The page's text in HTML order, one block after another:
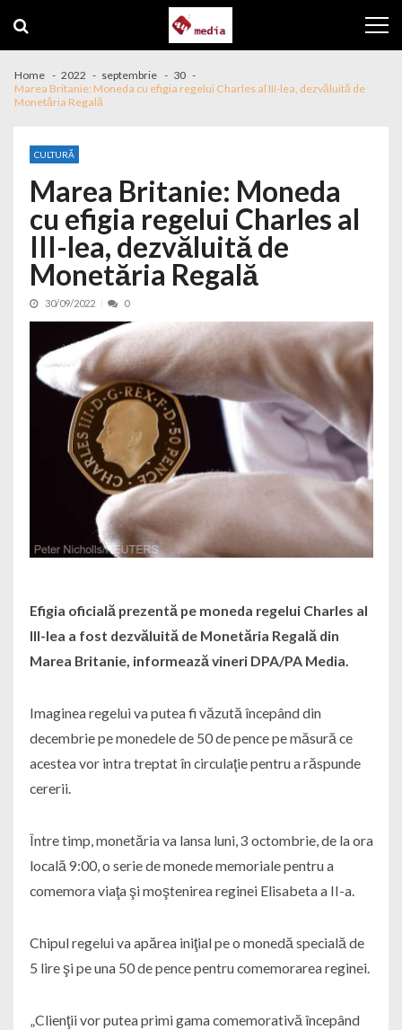
Home 2022 septembrie
30
Marea Britanie: Moneda cu efigia regelui Charles al III-lea, dezvăluită de
Monetăria Regală
CULTURĂ
Marea Britanie: Moneda
cu efigia regelui Charles al
III-lea, dezvăluită de
Monetăria Regală
30/09/2022 0
Efigia oficială prezentă pe moneda regelui Charles al
III-lea a fost dezvăluită de Monetăria Regală din
Marea Britanie, informează vineri DPA/PA Media.
Imaginea regelui va putea fi văzută începând din
decembrie pe monedele de 50 de pence pe măsură ce
acestea vor intra treptat în circulaţie pentru a răspunde
cererii.
Între timp, monetăria va lansa luni, 3 octombrie, de la ora
locală 9:00, o serie de monede memoriale pentru a
comemora viaţa şi moştenirea reginei Elisabeta a II-a.
Chipul regelui va apărea iniţial pe o monedă specială de
5 lire şi pe una 50 de pence pentru comemorarea reginei.
„Clienţii vor putea primi gama comemorativă începând